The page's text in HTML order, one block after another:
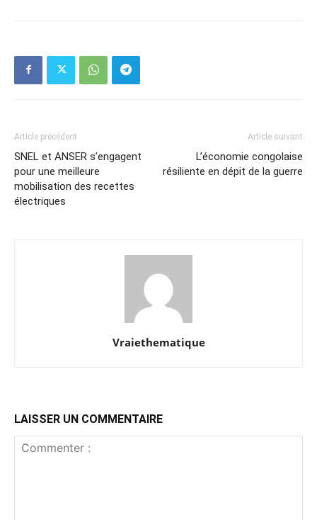
Article précédent
SNEL et ANSER s’engagent
pour une meilleure
mobilisation des recettes
électriques
Article suivant
L’économie congolaise
résiliente en dépit de la guerre
Vraiethematique
LAISSER UN COMMENTAIRE